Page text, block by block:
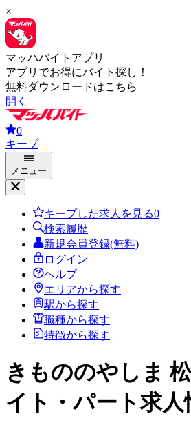
×
マッハバイトアプリ
アプリでお得にバイト探し！
無料ダウンロードはこちら
開く
0
キープ
メニュー
キープした求人を見る0
検索履歴
新規会員登録(無料)
ログイン
ヘルプ
エリアから探す
駅から探す
職種から探す
特徴から探す
きもののやしま
イト・パート求人